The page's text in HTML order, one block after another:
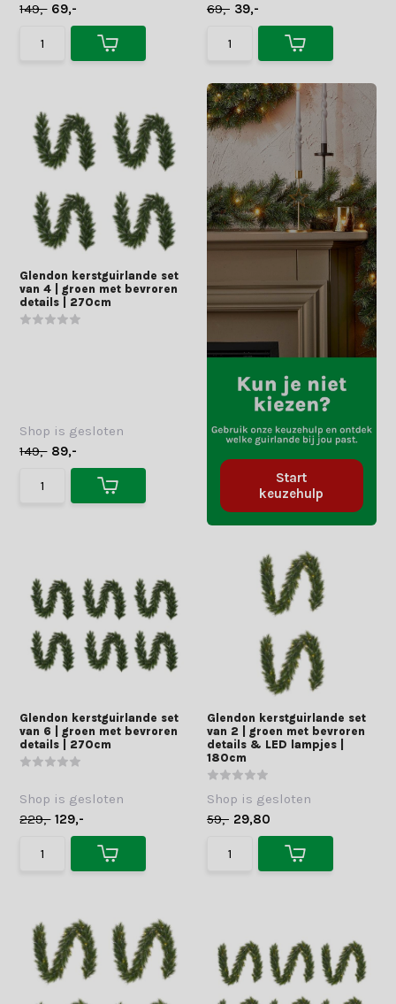
149,- 69,-
69,- 39,-
Glendon kerstguirlande set
van 4 | groen met bevroren
details | 270cm
Shop is gesloten
149,- 89,-
Start
keuzehulp
Glendon kerstguirlande set
van 6 | groen met bevroren
details | 270cm
Shop is gesloten
229,- 129,-
Glendon kerstguirlande set
van 2 | groen met bevroren
details & LED lampjes |
180cm
Shop is gesloten
59,- 29,80